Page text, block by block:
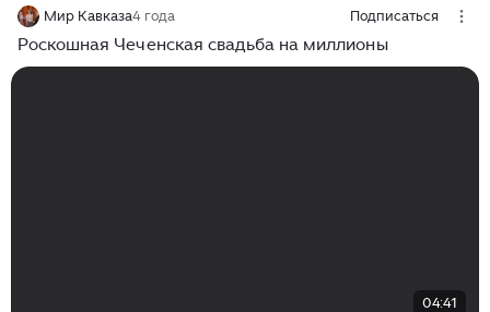
Мир Кавказа4 года Подписаться
Роскошная Чеченская свадьба на миллионы
04:41